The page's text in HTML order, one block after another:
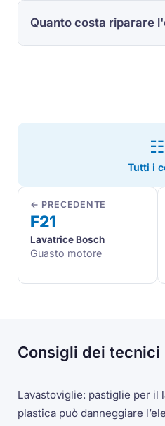
Quanto costa riparare
← PRECEDENTE
F21
Lavatrice Bosch
Guasto motore
☷
Tutti i
Consigli dei tecnici
Lavastoviglie: pastiglie per il
plastica può danneggiare